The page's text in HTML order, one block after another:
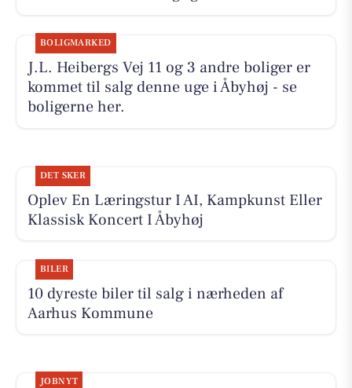
BOLIGMARKED
J.L. Heibergs Vej 11 og 3 andre boliger er
kommet til salg denne uge i Åbyhøj - se
boligerne her.
DET SKER
Oplev En Læringstur I AI, Kampkunst Eller
Klassisk Koncert I Åbyhøj
BILER
10 dyreste biler til salg i nærheden af
Aarhus Kommune
JOBNYT